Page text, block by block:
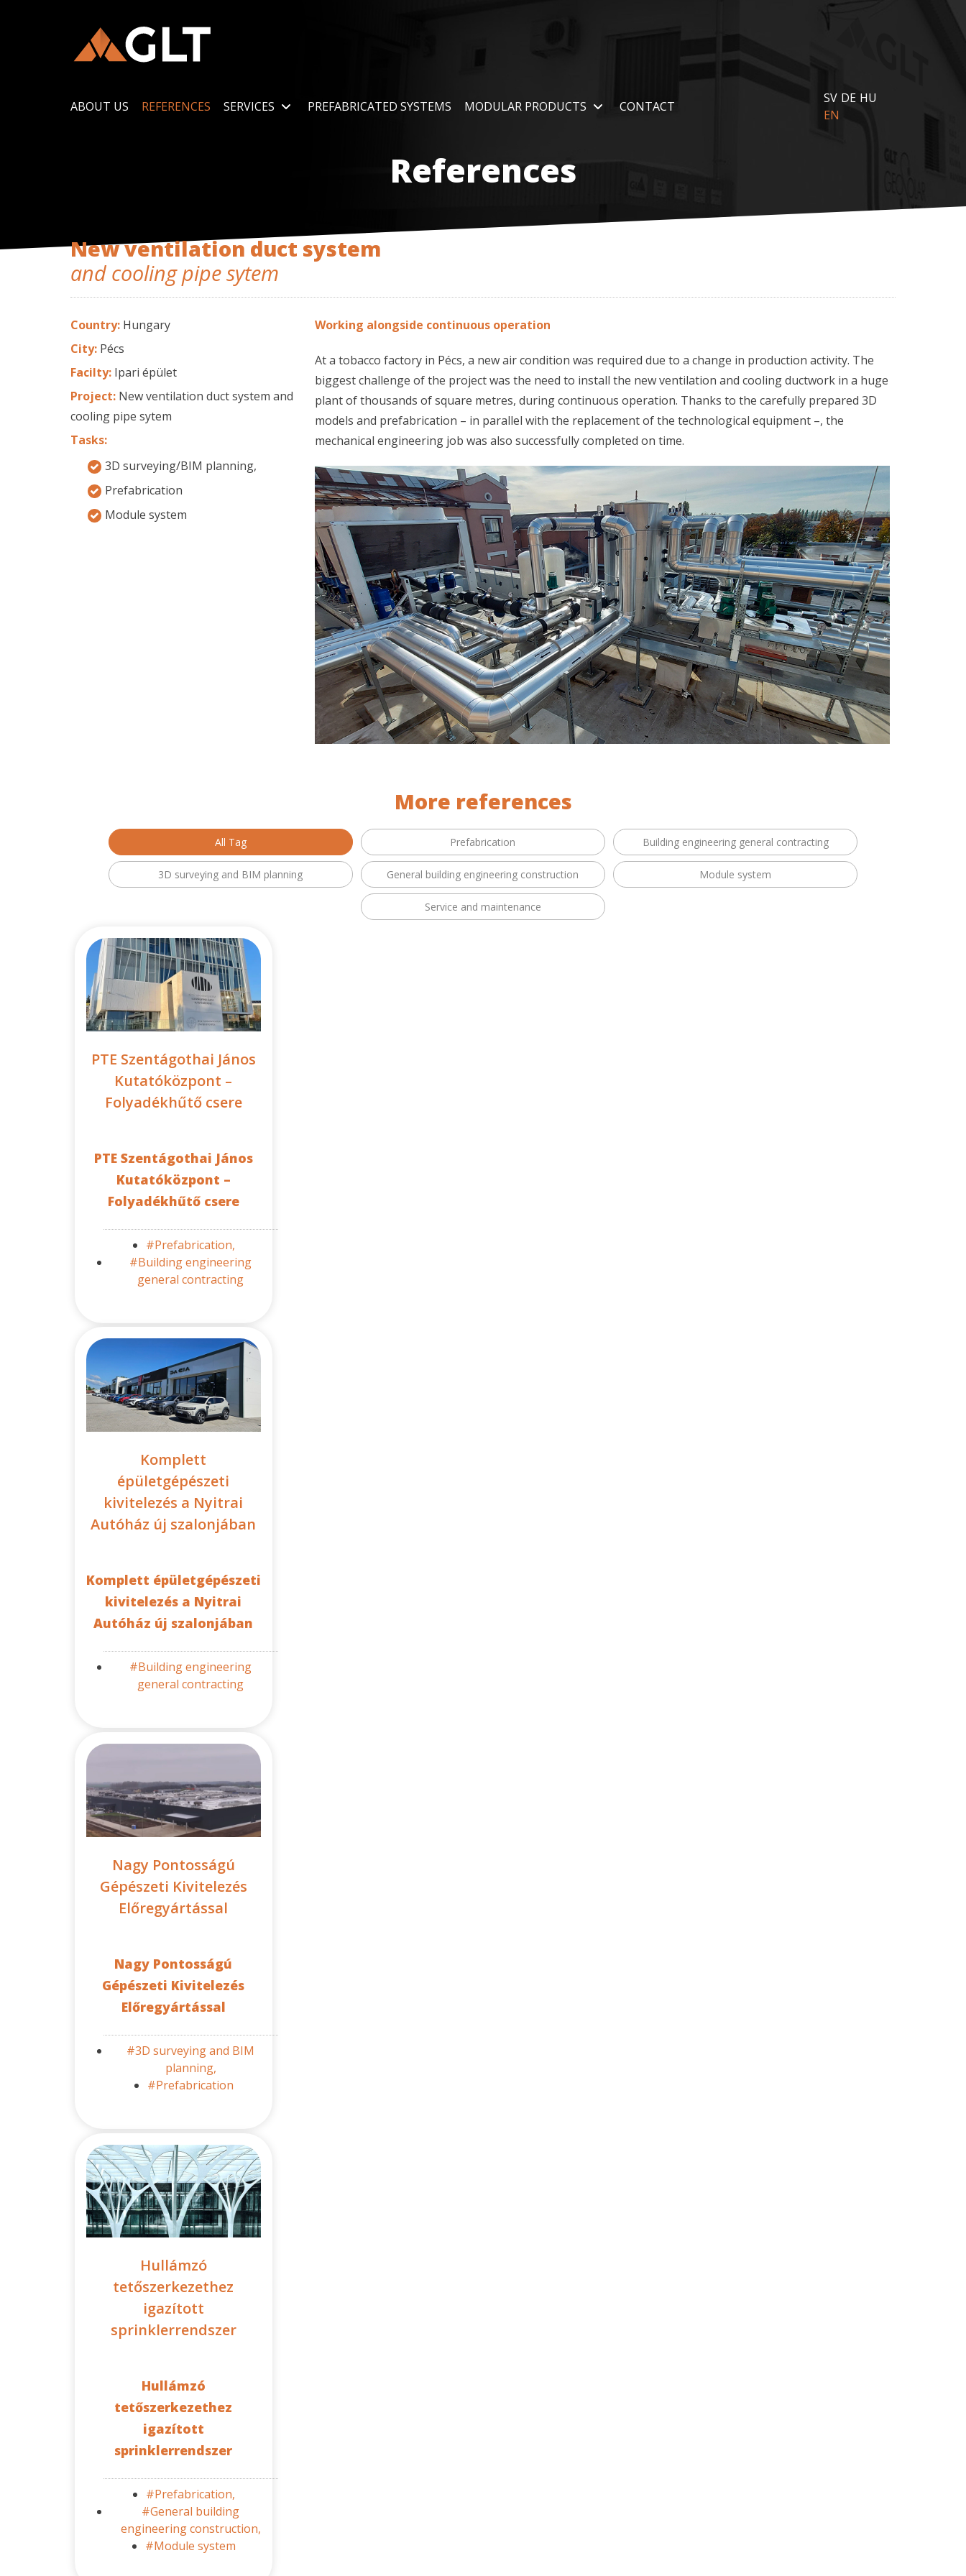
ABOUT US REFERENCES SERVICES PREFABRICATED SYSTEMS MODULAR PRODUCTS CONTACT
SV DE HU
EN
References
New ventilation duct system
and cooling pipe sytem
Country: Hungary
City: Pécs
Facilty: Ipari épület
Project: New ventilation duct system and
cooling pipe sytem
Tasks:
3D surveying/BIM planning,
Prefabrication
Module system
Working alongside continuous operation
At a tobacco factory in Pécs, a new air condition was required due to a change in production activity. The
biggest challenge of the project was the need to install the new ventilation and cooling ductwork in a huge
plant of thousands of square metres, during continuous operation. Thanks to the carefully prepared 3D
models and prefabrication – in parallel with the replacement of the technological equipment –, the
mechanical engineering job was also successfully completed on time.
More references
All Tag Prefabrication Building engineering general contracting
3D surveying and BIM planning General building engineering construction Module system
Service and maintenance
PTE Szentágothai János
Kutatóközpont –
Folyadékhűtő csere
PTE Szentágothai János
Kutatóközpont –
Folyadékhűtő csere
#Prefabrication,
#Building engineering
general contracting
Komplett
épületgépészeti
kivitelezés a Nyitrai
Autóház új szalonjában
Komplett épületgépészeti
kivitelezés a Nyitrai
Autóház új szalonjában
#Building engineering
general contracting
Nagy Pontosságú
Gépészeti Kivitelezés
Előregyártással
Nagy Pontosságú
Gépészeti Kivitelezés
Előregyártással
#3D surveying and BIM
planning,
#Prefabrication
Hullámzó
tetőszerkezethez
igazított
sprinklerrendszer
Hullámzó
tetőszerkezethez
igazított
sprinklerrendszer
#Prefabrication,
#General building
engineering construction,
#Module system